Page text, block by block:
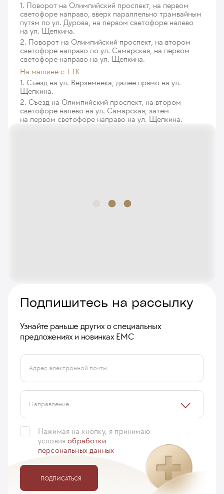
1. Поворот на Олимпийский проспект, на первом
светофоре направо, вверх параллельно трамвайным
путям по ул. Дурова, на первом светофоре налево
на ул. Щепкина.
2. Поворот на Олимпийский проспект, на втором
светофоре направо по ул. Самарская, на первом
светофоре направо на ул. Щепкина.
На машине с ТТК
1. Съезд на ул. Верземнека, далее прямо на ул.
Щепкина.
2. Съезд на Олимпийский проспект, на втором
светофоре налево на ул. Самарская, затем
на первом светофоре направо на ул. Щепкина.
Подпишитесь на рассылку
Узнайте раньше других о специальных
предложениях и новинках ЕМС
Адрес электронной почты
Направление
Нажимая на кнопку, я принимаю
условияобработки
персональных данных
ПОДПИСАТЬСЯ